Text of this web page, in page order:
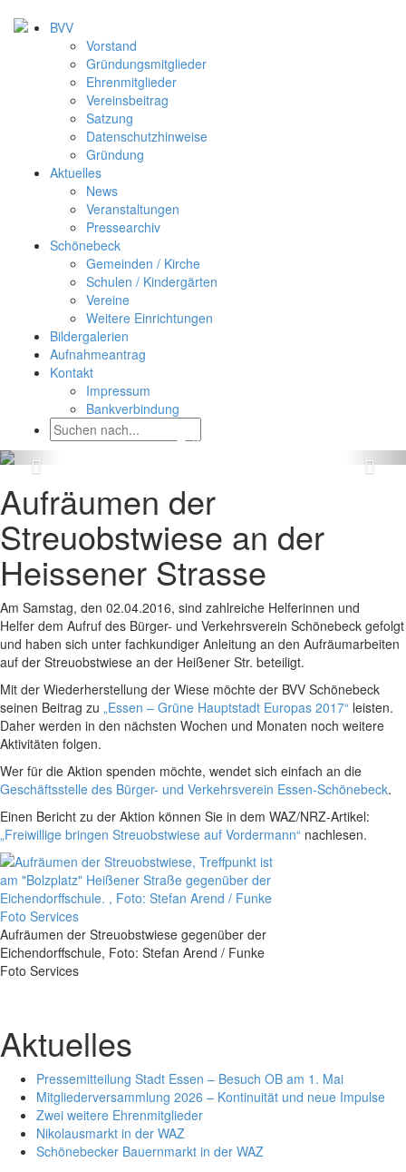
BVV
Vorstand
Gründungsmitglieder
Ehrenmitglieder
Vereinsbeitrag
Satzung
Datenschutzhinweise
Gründung
Aktuelles
News
Veranstaltungen
Pressearchiv
Schönebeck
Gemeinden / Kirche
Schulen / Kindergärten
Vereine
Weitere Einrichtungen
Bildergalerien
Aufnahmeantrag
Kontakt
Impressum
Bankverbindung
Aufräumen der
Streuobstwiese an der
Heissener Strasse
Am Samstag, den 02.04.2016, sind zahlreiche Helferinnen und
Helfer dem Aufruf des Bürger- und Verkehrsverein Schönebeck gefolgt
und haben sich unter fachkundiger Anleitung an den Aufräumarbeiten
auf der Streuobstwiese an der Heißener Str. beteiligt.
Mit der Wiederherstellung der Wiese möchte der BVV Schönebeck
seinen Beitrag zu „Essen – Grüne Hauptstadt Europas 2017“ leisten.
Daher werden in den nächsten Wochen und Monaten noch weitere
Aktivitäten folgen.
Wer für die Aktion spenden möchte, wendet sich einfach an die
Geschäftsstelle des Bürger- und Verkehrsverein Essen-Schönebeck.
Einen Bericht zu der Aktion können Sie in dem WAZ/NRZ-Artikel:
„Freiwillige bringen Streuobstwiese auf Vordermann“ nachlesen.
Aufräumen der Streuobstwiese gegenüber der
Eichendorffschule, Foto: Stefan Arend / Funke
Foto Services
Aktuelles
Pressemitteilung Stadt Essen – Besuch OB am 1. Mai
Mitgliederversammlung 2026 – Kontinuität und neue Impulse
Zwei weitere Ehrenmitglieder
Nikolausmarkt in der WAZ
Schönebecker Bauernmarkt in der WAZ